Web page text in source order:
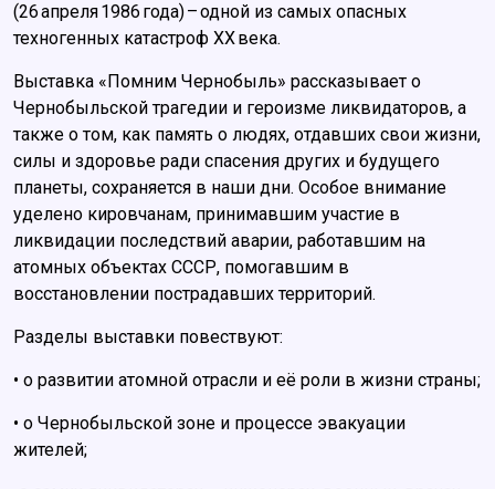
(26 апреля 1986 года) – одной из самых опасных
техногенных катастроф XX века.
Выставка «Помним Чернобыль» рассказывает о
Чернобыльской трагедии и героизме ликвидаторов, а
также о том, как память о людях, отдавших свои жизни,
силы и здоровье ради спасения других и будущего
планеты, сохраняется в наши дни. Особое внимание
уделено кировчанам, принимавшим участие в
ликвидации последствий аварии, работавшим на
атомных объектах СССР, помогавшим в
восстановлении пострадавших территорий.
Разделы выставки повествуют:
• о развитии атомной отрасли и её роли в жизни страны;
• о Чернобыльской зоне и процессе эвакуации
жителей;